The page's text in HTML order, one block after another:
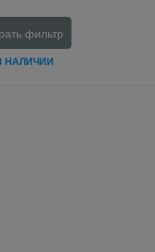
фильтр
НАЛИЧИИ